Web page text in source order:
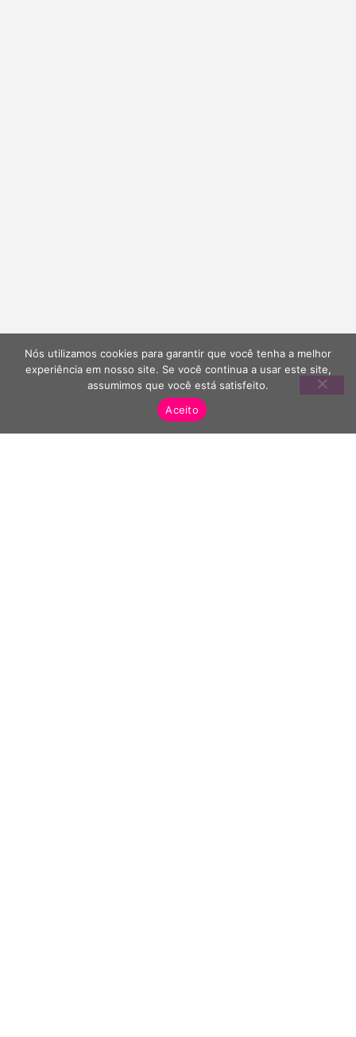
Nós utilizamos cookies para garantir que você tenha a melhor
experiência em nosso site. Se você continua a usar este site,
assumimos que você está satisfeito.
Aceito